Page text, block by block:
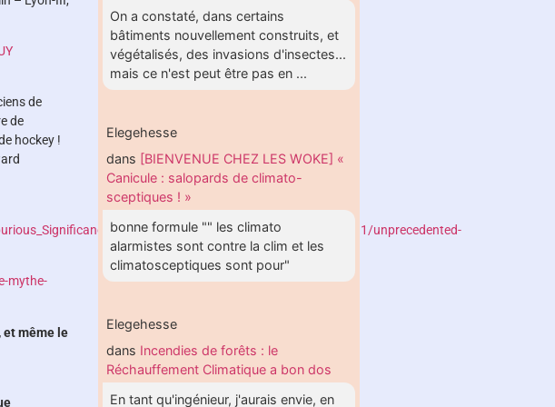
de
de
hockey !
climateaudit.org/2014/12/11/unprecedented-
mythe-
et même le
On a constaté, dans certains
bâtiments nouvellement construits, et
végétalisés, des invasions d'insectes...
mais ce n'est peut être pas en ...
Elegehesse
dans [BIENVENUE CHEZ LES WOKE] «
Canicule : salopards de climato-
sceptiques ! »
bonne formule "" les climato
alarmistes sont contre la clim et les
climatosceptiques sont pour"
Elegehesse
dans Incendies de forêts : le
Réchauffement Climatique a bon dos
En tant qu'ingénieur, j'aurais envie, en